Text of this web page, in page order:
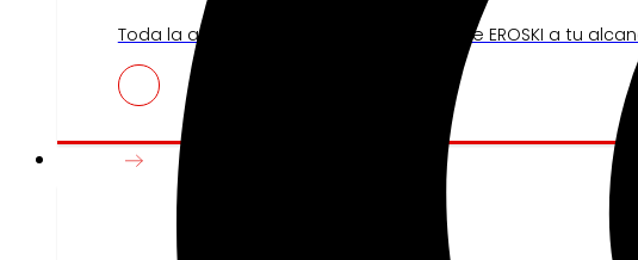
Toda la actualidad y los últimos pasos de EROSKI a tu
Innovación